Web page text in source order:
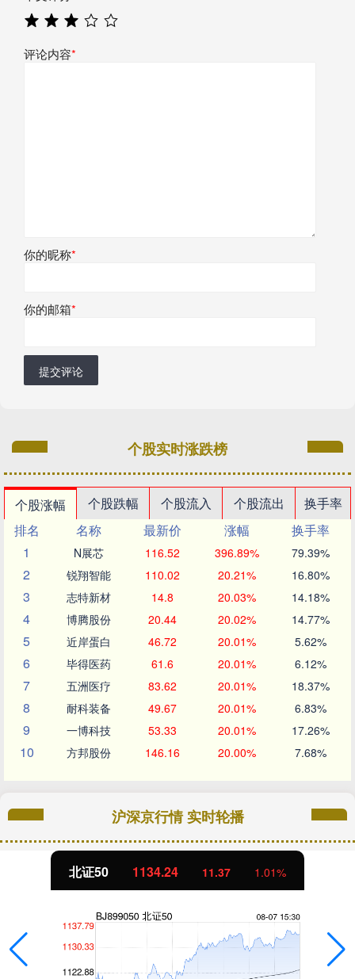
评论内容*
你的昵称*
你的邮箱*
提交评论
个股实时涨跌榜
个股涨幅 个股跌幅 个股流入 个股流出
换手率
排名
名称 最新价 涨幅
换手率
1
N展芯 116.52 396.89% 79.39%
2 锐翔智能 110.02 20.21% 16.80%
3 志特新材 14.8 20.03% 14.18%
4 博腾股份 20.44 20.02% 14.77%
5 近岸蛋白 46.72 20.01% 5.62%
6 毕得医药 61.6 20.01% 6.12%
7 五洲医疗 83.62 20.01% 18.37%
8 耐科装备 49.67 20.01% 6.83%
9 一博科技 53.33 20.01% 17.26%
10 方邦股份 146.16 20.00% 7.68%
沪深京行情 实时轮播
北证50 1134.24 11.37 1.01%